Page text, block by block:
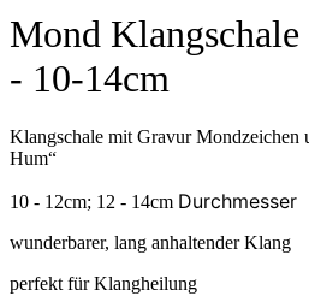
Mond
- 10-14cm
Klangschale mit Gravur Mondzeichen
Hum“
10 - 12cm; 12 - 14cm Durchmesser
wunderbarer, lang anhaltender Klang
perfekt für Klangheilung